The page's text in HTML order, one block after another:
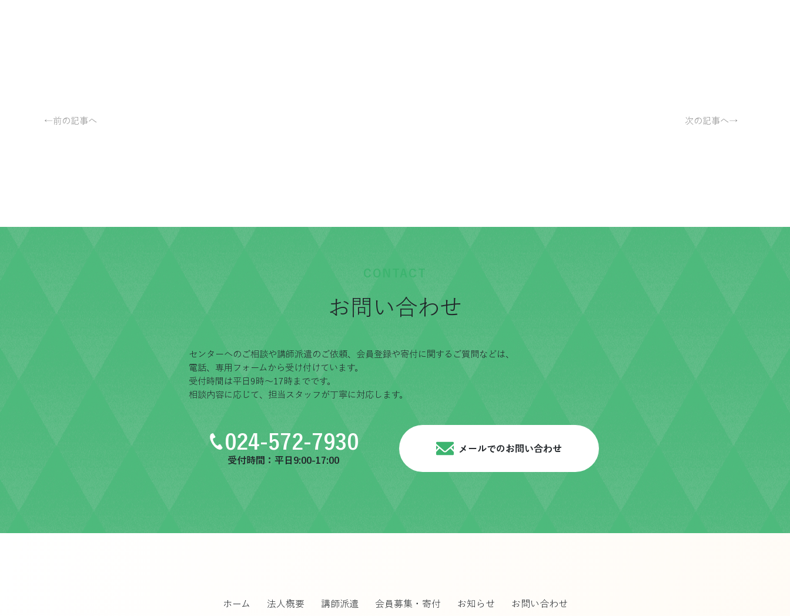
←前の記事へ 次の記事へ→
CONTACT
お問い合わせ
センターへのご相談や講師派遣のご依頼、会員登録や寄付に関するご質問などは、
電話、専用フォームから受け付けています。
受付時間は平日9時〜17時までです。
相談内容に応じて、担当スタッフが丁寧に対応します。
024-572-7930
受付時間：平日9:00-17:00
メールでのお問い合わせ
ホーム 法人概要 講師派遣 会員募集・寄付 お知らせ お問い合わせ